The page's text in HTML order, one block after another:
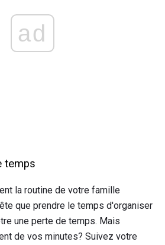
ad
temps
la routine de votre famille
que prendre le temps d'organiser
une perte de temps. Mais
de vos minutes? Suivez votre